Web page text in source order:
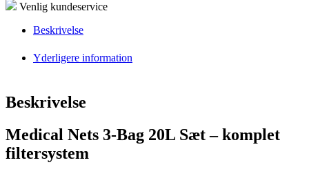
Venlig kundeservice
Beskrivelse
Yderligere information
Beskrivelse
Medical Nets 3-Bag 20L Sæt – komplet
filtersystem